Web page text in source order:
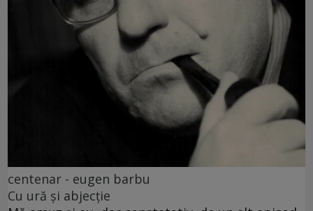
centenar - eugen barbu
Cu ură și abjecție